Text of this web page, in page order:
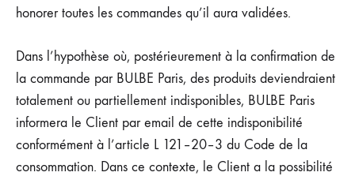
honorer toutes les commandes qu’il aura validées.
Dans l’hypothèse où, postérieurement à la confirmation de
la commande par BULBE Paris, des produits deviendraient
totalement ou partiellement indisponibles, BULBE Paris
informera le Client par email de cette indisponibilité
conformément à l’article L 121–20–3 du Code de la
consommation. Dans ce contexte, le Client a la possibilité